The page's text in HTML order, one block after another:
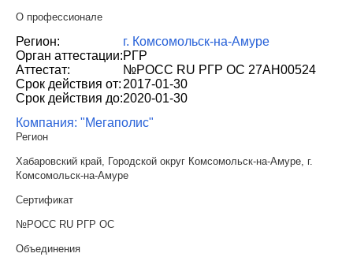
О профессионале
Регион:
г. Комсомольск-на-Амуре
Орган аттестации:РГР
Аттестат:
№РОСС RU РГР ОС 27АН00524
Срок действия от: 2017-01-30
Срок действия до:2020-01-30
Компания: "Мегаполис"
Регион
Хабаровский край, Городской округ Комсомольск-на-Амуре, г.
Комсомольск-на-Амуре
Сертификат
№РОСС RU РГР ОС
Объединения